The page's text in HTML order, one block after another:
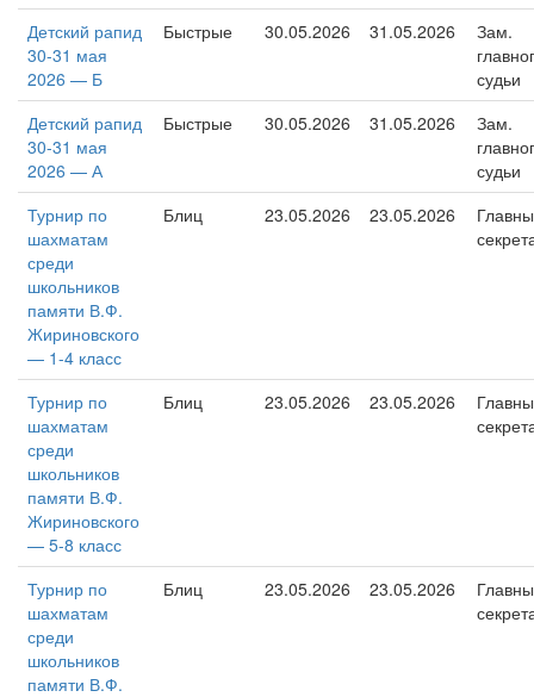
Детский рапид
30-31 мая
2026 — Б
Быстрые 30.05.2026 31.05.2026
Зам.
судьи
Детский рапид
30-31 мая
2026 — А
Быстрые 30.05.2026 31.05.2026
Зам.
судьи
Турнир по
шахматам
среди
школьников
памяти В.Ф.
Жириновского
— 1-4 класс
Блиц 23.05.2026 23.05.2026
Турнир по
шахматам
среди
школьников
памяти В.Ф.
Жириновского
— 5-8 класс
Блиц 23.05.2026 23.05.2026
Турнир по
шахматам
среди
школьников
памяти В.Ф.
Блиц 23.05.2026 23.05.2026